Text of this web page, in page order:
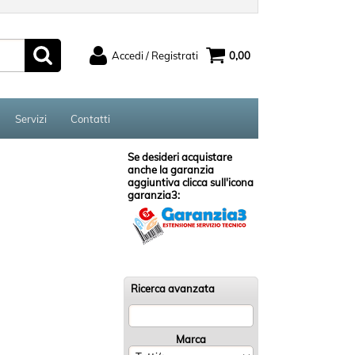
Accedi / Registrati
il
e poi
Se non sei ancora registrato sul
nostro sito clicca sul pulsante
"Registrati"
0,00
Servizi Contatti
Se desideri acquistare
anche la garanzia
aggiuntiva clicca sull'icona
garanzia3:
Ricerca avanzata
Marca